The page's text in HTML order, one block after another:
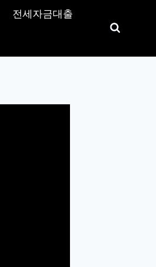
전세자금대출